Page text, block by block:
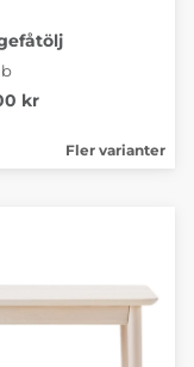
kr
Fler varianter